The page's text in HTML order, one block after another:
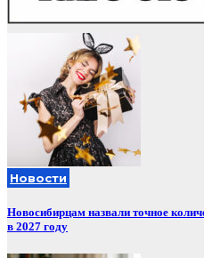
Новости
Новосибирцам назвали точное
в 2027 году